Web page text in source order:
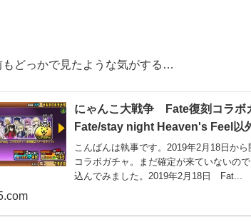
もどっかで見たような気がする…
にゃんこ大戦争 Fate復刻コラボ
Fate/stay night Heaven's Feel以
こんばんは執事です。2019年2月18日か
コラボガチャ。まだ確定が来ていないの
込んでみました。2019年2月18日 Fat...